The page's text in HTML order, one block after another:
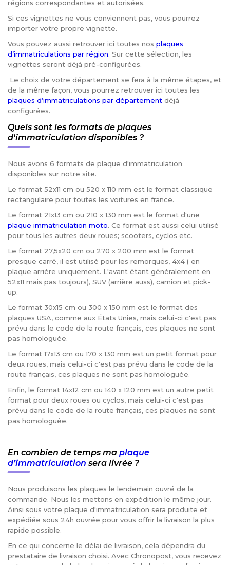
régions correspondantes et autorisées.
Si ces vignettes ne vous conviennent pas, vous pourrez
importer votre propre vignette.
Vous pouvez aussi retrouver ici toutes nos plaques
d’immatriculations par région. Sur cette sélection, les
vignettes seront déjà pré-configurées.
Le choix de votre département se fera à la même étapes, et
de la même façon, vous pourrez retrouver ici toutes les
plaques d’immatriculations par département déjà
configurées.
Quels sont les formats de plaques
d'immatriculation disponibles ?
Nous avons 6 formats de plaque d'immatriculation
disponibles sur notre site.
Le format 52x11 cm ou 520 x 110 mm est le format classique
rectangulaire pour toutes les voitures en france.
Le format 21x13 cm ou 210 x 130 mm est le format d'une
plaque immatriculation moto. Ce format est aussi celui utilisé
pour tous les autres deux roues; scooters, cyclos etc.
Le format 27,5x20 cm ou 270 x 200 mm est le format
presque carré, il est utilisé pour les remorques, 4x4 ( en
plaque arrière uniquement. L'avant étant généralement en
52x11 mais pas toujours), SUV (arrière auss), camion et pick-
up.
Le format 30x15 cm ou 300 x 150 mm est le format des
plaques USA, comme aux États Unies, mais celui-ci c'est pas
prévu dans le code de la route français, ces plaques ne sont
pas homologuée.
Le format 17x13 cm ou 170 x 130 mm est un petit format pour
deux roues, mais celui-ci c'est pas prévu dans le code de la
route français, ces plaques ne sont pas homologuée.
Enfin, le format 14x12 cm ou 140 x 120 mm est un autre petit
format pour deux roues ou cyclos, mais celui-ci c'est pas
prévu dans le code de la route français, ces plaques ne sont
pas homologuée.
En combien de temps ma plaque
d’immatriculation sera livrée ?
Nous produisons les plaques le lendemain ouvré de la
commande. Nous les mettons en expédition le même jour.
Ainsi sous votre plaque d'immatriculation sera produite et
expédiée sous 24h ouvrée pour vous offrir la livraison la plus
rapide possible.
En ce qui concerne le délai de livraison, cela dépendra du
prestataire de livraison choisi. Avec Chronopost, vous recevez